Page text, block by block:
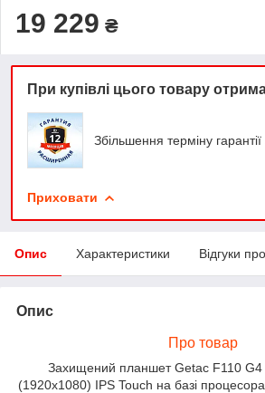
19 229 ₴
При купівлі цього товару
Збільшення терміну
Приховати
Опис Характеристики Відгуки
Опис
Про товар
Захищений планшет Getac F110 G4
(1920x1080) IPS Touch на базі